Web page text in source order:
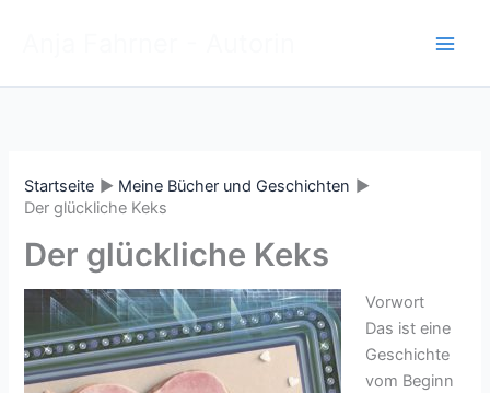
Startseite
Meine Bücher und Geschichten
Der glückliche Keks
Der glückliche Keks
Vorwort
Das ist eine
Geschichte
vom Beginn